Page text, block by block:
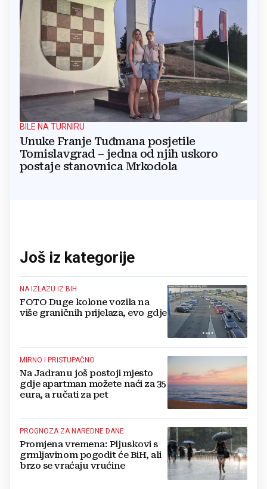
BILE NA TURNIRU
Unuke Franje Tuđmana posjetile
Tomislavgrad – jedna od njih uskoro
postaje stanovnica Mrkodola
Još iz kategorije
NA IZLAZU IZ BIH
FOTO Duge kolone vozila na
više graničnih prijelaza, evo gdje
MIRNO I PRISTUPAČNO
Na Jadranu još postoji mjesto
gdje apartman možete naći za 35
eura, a ručati za pet
PROGNOZA ZA NAREDNE DANE
Promjena vremena: Pljuskovi s
grmljavinom pogodit će BiH, ali
brzo se vraćaju vrućine